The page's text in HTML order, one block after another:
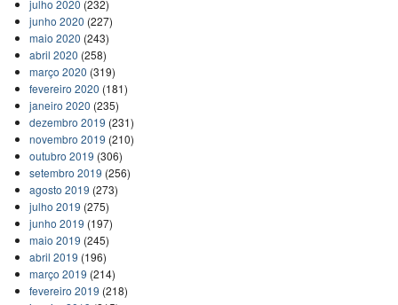
julho 2020 (232)
junho 2020 (227)
maio 2020 (243)
abril 2020 (258)
março 2020 (319)
fevereiro 2020 (181)
janeiro 2020 (235)
dezembro 2019 (231)
novembro 2019 (210)
outubro 2019 (306)
setembro 2019 (256)
agosto 2019 (273)
julho 2019 (275)
junho 2019 (197)
maio 2019 (245)
abril 2019 (196)
março 2019 (214)
fevereiro 2019 (218)